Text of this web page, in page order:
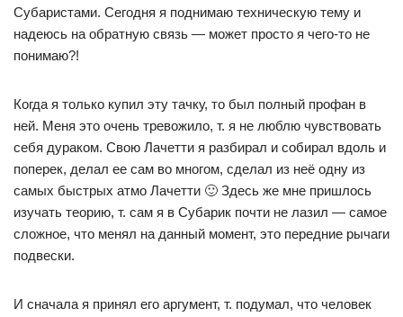
Субаристами. Сегодня я поднимаю техническую тему и
надеюсь на обратную связь — может просто я чего-то не
понимаю?!
Когда я только купил эту тачку, то был полный профан в
ней. Меня это очень тревожило, т. я не люблю чувствовать
себя дураком. Свою Лачетти я разбирал и собирал вдоль и
поперек, делал ее сам во многом, сделал из неё одну из
самых быстрых атмо Лачетти 🙂 Здесь же мне пришлось
изучать теорию, т. сам я в Субарик почти не лазил — самое
сложное, что менял на данный момент, это передние рычаги
подвески.
И сначала я принял его аргумент, т. подумал, что человек